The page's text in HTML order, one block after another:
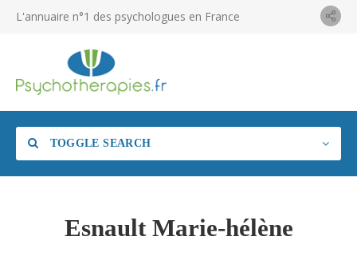
L'annuaire n°1 des psychologues en France
TOGGLE SEARCH
Esnault Marie-hélène